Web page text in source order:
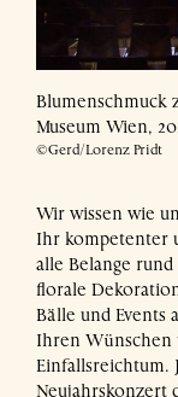
Blumenschmuck
Museum Wien,
©Gerd/Lorenz Pridt
Wir wissen wie
Ihr kompetenter
alle Belange
florale
Bälle und Events
Ihren Wünschen
Einfallsreichtum.